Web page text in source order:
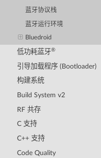
蓝牙协议栈
蓝牙运行环境
Bluedroid
低功耗蓝牙®
引导加载程序 (Bootloader)
构建系统
Build System v2
RF 共存
C 支持
C++ 支持
Code Quality